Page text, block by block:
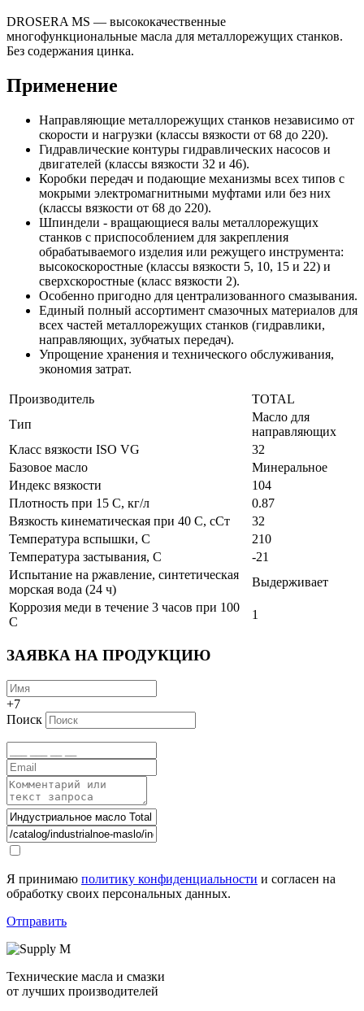
DROSERA MS — высококачественные
многофункциональные масла для металлорежущих станков.
Без содержания цинка.
Применение
Направляющие металлорежущих станков независимо от
скорости и нагрузки (классы вязкости от 68 до 220).
Гидравлические контуры гидравлических насосов и
двигателей (классы вязкости 32 и 46).
Коробки передач и подающие механизмы всех типов с
мокрыми электромагнитными муфтами или без них
(классы вязкости от 68 до 220).
Шпиндели - вращающиеся валы металлорежущих
станков с приспособлением для закрепления
обрабатываемого изделия или режущего инструмента:
высокоскоростные (классы вязкости 5, 10, 15 и 22) и
сверхскоростные (класс вязкости 2).
Особенно пригодно для централизованного смазывания.
Единый полный ассортимент смазочных материалов для
всех частей металлорежущих станков (гидравлики,
направляющих, зубчатых передач).
Упрощение хранения и технического обслуживания,
экономия затрат.
Производитель
TOTAL
Тип
Масло для
направляющих
Класс вязкости ISO VG
32
Базовое масло
Минеральное
Индекс вязкости
104
Плотность при 15 С, кг/л
0.87
Вязкость кинематическая при 40 С, сСт
32
Температура вспышки, С
210
Температура застывания, С
-21
Испытание на ржавление, синтетическая
морская вода (24 ч)
Выдерживает
Коррозия меди в течение 3 часов при 100
С
1
ЗАЯВКА НА ПРОДУКЦИЮ
+7
Поиск
Я принимаю политику конфиденциальности и согласен на
обработку своих персональных данных.
Отправить
Технические масла и смазки
от лучших производителей